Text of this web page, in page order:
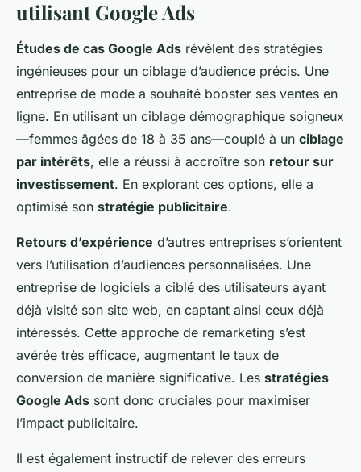
utilisant Google Ads
Études de cas Google Ads révèlent des stratégies
ingénieuses pour un ciblage d’audience précis. Une
entreprise de mode a souhaité booster ses ventes en
ligne. En utilisant un ciblage démographique soigneux
—femmes âgées de 18 à 35 ans—couplé à un ciblage
par intérêts, elle a réussi à accroître son retour sur
investissement. En explorant ces options, elle a
optimisé son stratégie publicitaire.
Retours d’expérience d’autres entreprises s’orientent
vers l’utilisation d’audiences personnalisées. Une
entreprise de logiciels a ciblé des utilisateurs ayant
déjà visité son site web, en captant ainsi ceux déjà
intéressés. Cette approche de remarketing s’est
avérée très efficace, augmentant le taux de
conversion de manière significative. Les stratégies
Google Ads sont donc cruciales pour maximiser
l’impact publicitaire.
Il est également instructif de relever des erreurs